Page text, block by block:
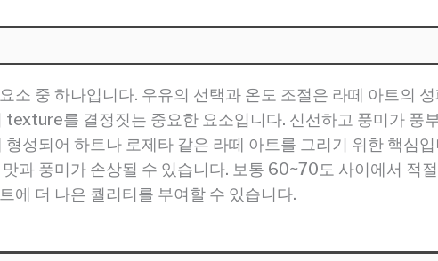
소 중 하나입니다. 우유의 선택과 온도 조절은 라떼 아트의
를 결정짓는 중요한 요소입니다. 신선하고 풍미가 풍
성되어 하트나 로제타 같은 라떼 아트를 그리기 위한 핵심
과 풍미가 손상될 수 있습니다. 보통 60~70도 사이에서 적
에 더 나은 퀄리티를 부여할 수 있습니다.